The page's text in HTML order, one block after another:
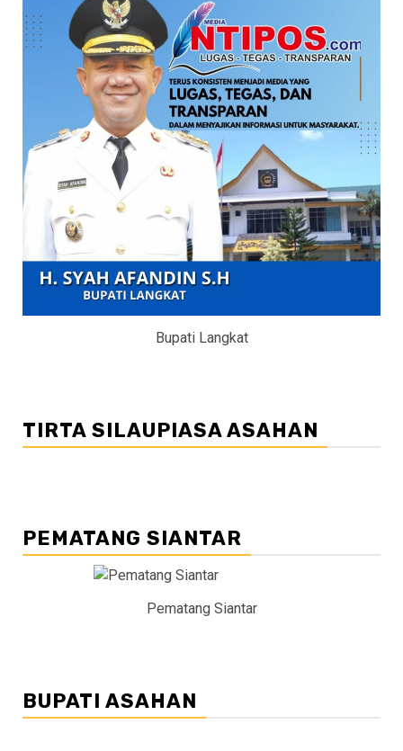
Bupati Langkat
TIRTA SILAUPIASA ASAHAN
PEMATANG SIANTAR
Pematang Siantar
BUPATI ASAHAN